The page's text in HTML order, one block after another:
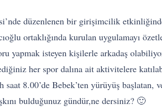
düzenlenen bir girişimcilik
ortaklığında kurulan uygulamayı
yapmak isteyen kişilerle arkadaş
her spor dalına ait aktivitelere
saat 8.00’de Bebek’ten yürüyüş
bulduğunuz gündür,ne dersiniz? 🙂